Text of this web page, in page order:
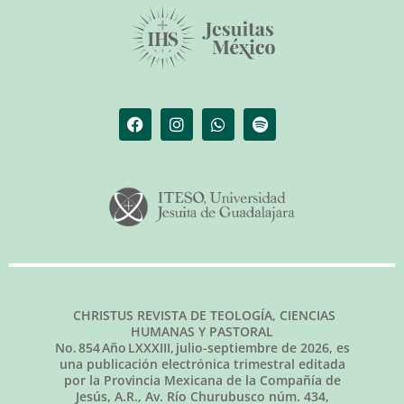
CHRISTUS REVISTA DE TEOLOGÍA, CIENCIAS
HUMANAS Y PASTORAL
No.854Año LXXXIII, julio-septiembre de 2026, es
una publicación electrónica trimestral editada
por la Provincia Mexicana de la Compañía de
Jesús, A.R., Av. Río Churubusco núm. 434,